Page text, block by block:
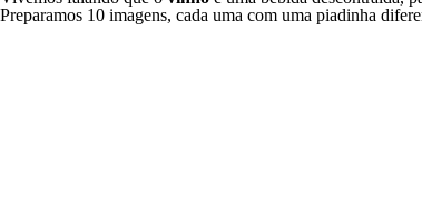
Preparamos 10 imagens, cada uma com uma piadinha